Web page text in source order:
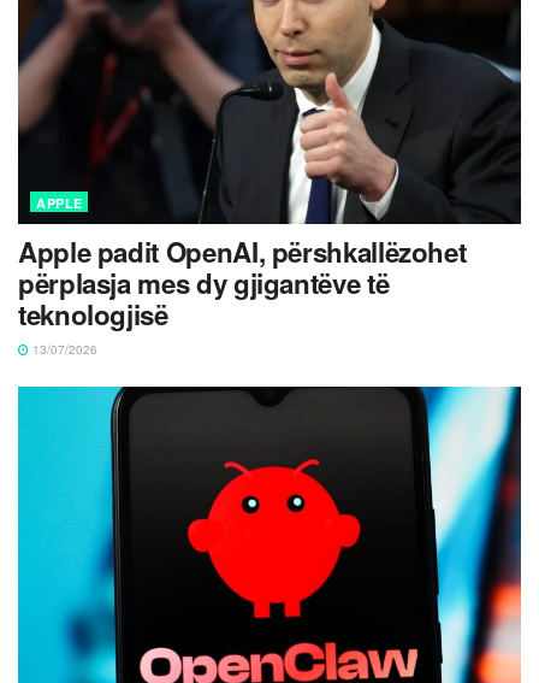
APPLE
Apple padit OpenAI, përshkallëzohet
përplasja mes dy gjigantëve të
teknologjisë
13/07/2026